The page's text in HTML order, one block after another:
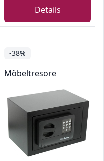
Details
-38%
Möbeltresore